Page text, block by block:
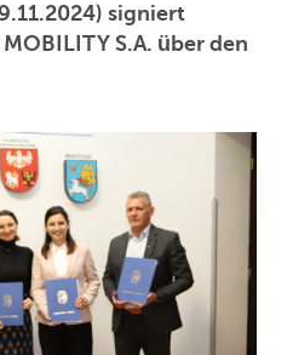
signiert
S.A. über den